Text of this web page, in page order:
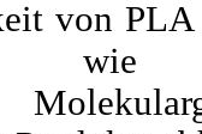
von
wie